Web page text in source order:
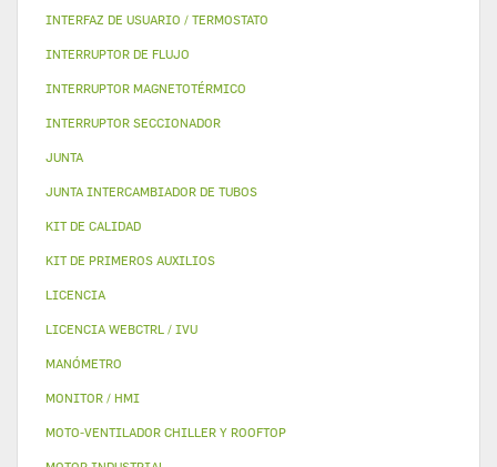
INTERFAZ DE USUARIO / TERMOSTATO
INTERRUPTOR DE FLUJO
INTERRUPTOR MAGNETOTÉRMICO
INTERRUPTOR SECCIONADOR
JUNTA
JUNTA INTERCAMBIADOR DE TUBOS
KIT DE CALIDAD
KIT DE PRIMEROS AUXILIOS
LICENCIA
LICENCIA WEBCTRL / IVU
MANÓMETRO
MONITOR / HMI
MOTO-VENTILADOR CHILLER Y ROOFTOP